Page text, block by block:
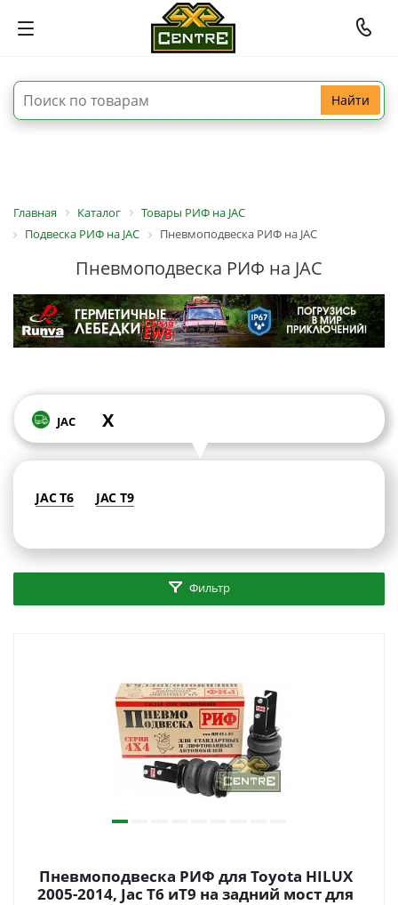
Найти
Главная Каталог
Товары РИФ на JAC
Подвеска РИФ на JAC
Пневмоподвеска РИФ на JAC
Пневмоподвеска РИФ на JAC
JAC X
JAC T6 JAC T9
Фильтр
Пневмоподвеска РИФ для Toyota HILUX
2005-2014, Jac T6 иT9 на задний мост для